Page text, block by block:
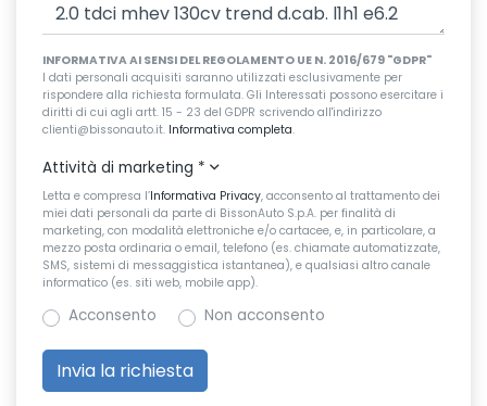
INFORMATIVA AI SENSI DEL REGOLAMENTO UE N. 2016/679 "GDPR"
I dati personali acquisiti saranno utilizzati esclusivamente per
rispondere alla richiesta formulata. Gli Interessati possono esercitare i
diritti di cui agli artt. 15 - 23 del GDPR scrivendo all'indirizzo
clienti@bissonauto.it. Informativa completa.
Attività di marketing *
Letta e compresa l’Informativa Privacy, acconsento al trattamento dei
miei dati personali da parte di BissonAuto S.p.A. per finalità di
marketing, con modalità elettroniche e/o cartacee, e, in particolare, a
mezzo posta ordinaria o email, telefono (es. chiamate automatizzate,
SMS, sistemi di messaggistica istantanea), e qualsiasi altro canale
informatico (es. siti web, mobile app).
Acconsento Non acconsento